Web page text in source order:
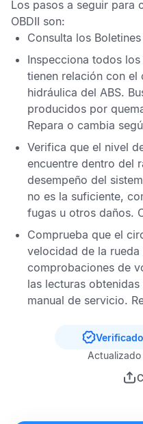
Los pasos a seguir para
OBDII son:
Consulta los
Inspecciona todos
tienen relación con
hidráulica del ABS.
producidos por
Repara o cambia
Verifica que el nivel
encuentre dentro del
desempeño del
no es la suficiente,
fugas u otros daños.
Comprueba que el
velocidad de la rueda
comprobaciones de
las lecturas
manual de servicio.